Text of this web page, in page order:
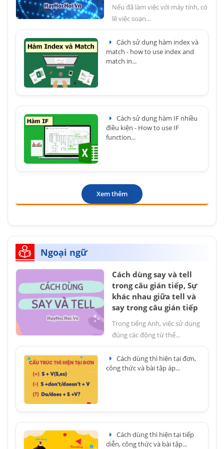
Nếu đã làm việc với máy tính, có
lẽ việc soạn...
Cách sử dụng hàm index và
match - how to use index and
match in...
Cách sử dụng hàm IF nhiều
điều kiện - How to use IF
function...
Xem thêm
Ngoại ngữ
Cách dùng say và tell
trong câu gián tiếp, Sự
khác nhau giữa tell và
say trong câu gián tiếp
Trong tiếng Anh, việc sử dụng
đúng các động từ thể...
Cách dùng thì hiện tại đơn,
công thức và bài tập áp...
Cách dùng thì hiện tại tiếp
diễn, công thức và bài tập...